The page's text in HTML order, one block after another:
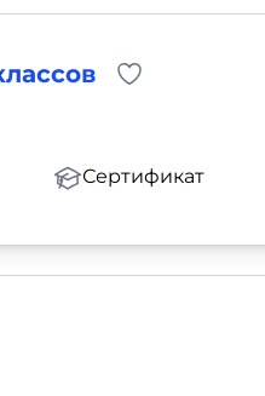
Сертификат